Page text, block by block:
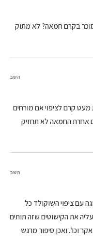
בקרם חמאה? לא מתוק
מעט קרם לציפוי אם מורחים
אחרת החמאה לא תחזיק
השב
עם ציפוי השוקולד כל
את הקישוטים שזה תותים
וכו’. ואכן סיפור מרגש
השב